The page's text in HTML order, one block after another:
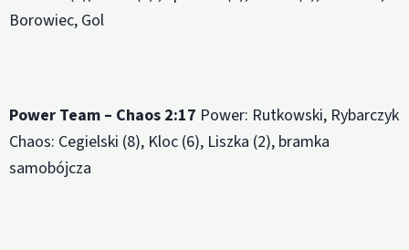
Borowiec, Gol
Power Team – Chaos 2:17 Power: Rutkowski, Rybarczyk
Chaos: Cegielski (8), Kloc (6), Liszka (2), bramka
samobójcza